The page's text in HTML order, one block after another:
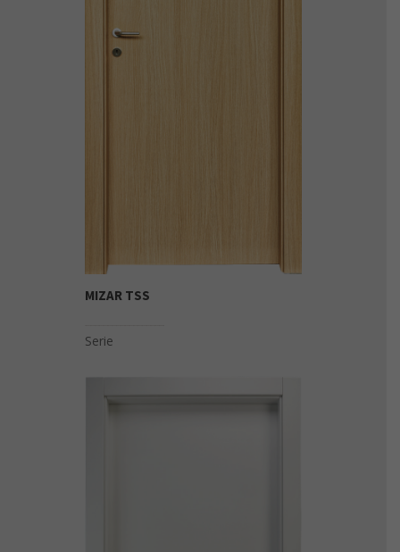
MIZAR TSS